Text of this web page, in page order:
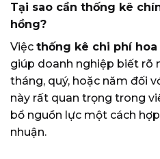
Tại sao cần thống kê
hồng?
Việc thống kê chi phí
giúp doanh nghiệp biết rõ
tháng, quý, hoặc năm đối
này rất quan trọng trong
bổ nguồn lực một cách
nhuận.